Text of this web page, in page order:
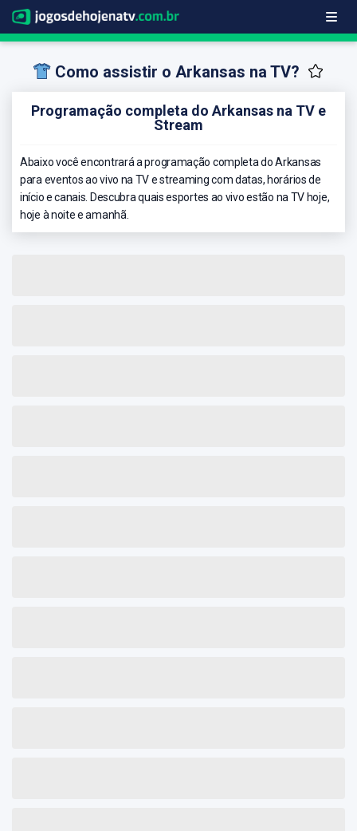
Como assistir o Arkansas na TV?
Programação completa do Arkansas na TV e
Stream
Abaixo você encontrará a programação completa do Arkansas
para eventos ao vivo na TV e streaming com datas, horários de
início e canais. Descubra quais esportes ao vivo estão na TV hoje,
hoje à noite e amanhã.